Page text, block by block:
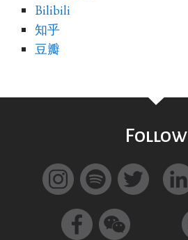
Bilibili
知乎
豆瓣
Follow